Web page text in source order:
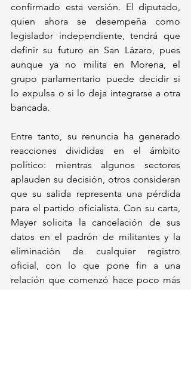
confirmado esta versión. El diputado,
quien ahora se desempeña como
legislador independiente, tendrá que
definir su futuro en San Lázaro, pues
aunque ya no milita en Morena, el
grupo parlamentario puede decidir si
lo expulsa o si lo deja integrarse a otra
bancada.
Entre tanto, su renuncia ha generado
reacciones divididas en el ámbito
político: mientras algunos sectores
aplauden su decisión, otros consideran
que su salida representa una pérdida
para el partido oficialista. Con su carta,
Mayer solicita la cancelación de sus
datos en el padrón de militantes y la
eliminación de cualquier registro
oficial, con lo que pone fin a una
relación que comenzó hace poco más